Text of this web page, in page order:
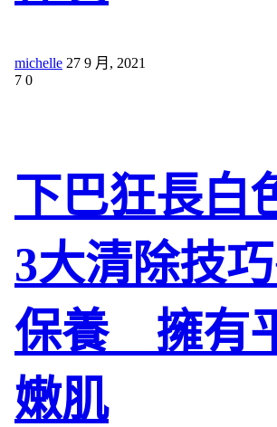
michelle 27 9 月, 2021
7 0
下巴狂長白
3大清除技
保養 擁有
嫩肌